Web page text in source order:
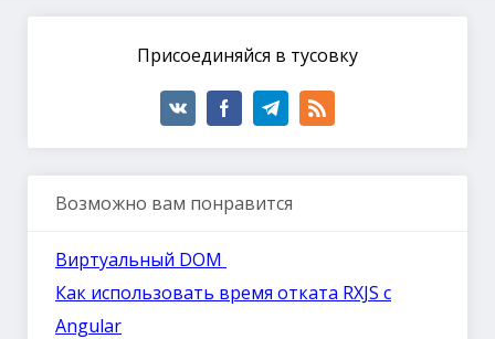
Присоединяйся в тусовку
Возможно вам понравится
Виртуальный DOM
Как использовать время отката RXJS с
Angular